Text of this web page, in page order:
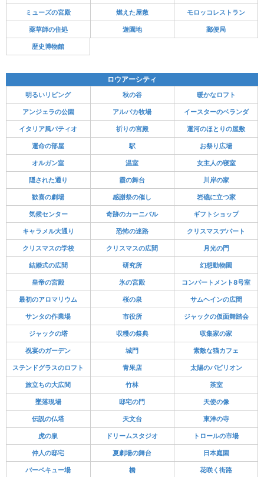
ミューズの宮殿 燃えた屋敷 モロッコレストラン
薬草師の住処 遊園地 郵便局
歴史博物館
ロウアーシティ
明るいリビング 秋の谷 暖かなロフト
アンジェラの公園 アルパカ牧場 イースターのベランダ
イタリア風パティオ 祈りの宮殿 運河のほとりの屋敷
運命の部屋 駅 お祭り広場
オルガン室 温室 女主人の寝室
隠された通り 霞の舞台 川岸の家
歓喜の劇場 感謝祭の催し 岩礁に立つ家
気候センター 奇跡のカーニバル ギフトショップ
キャラメル大通り 恐怖の迷路 クリスマスデパート
クリスマスの学校 クリスマスの広間 月光の門
結婚式の広間 研究所 幻想動物園
皇帝の宮殿 氷の宮殿 コンパートメント8号室
最初のアロマリウム 桜の泉 サムヘインの広間
サンタの作業場 市役所 ジャックの仮面舞踏会
ジャックの塔 収穫の祭典 収集家の家
祝宴のガーデン 城門 素敵な猫カフェ
ステンドグラスのロフト 青果店 太陽のパビリオン
旅立ちの大広間 竹林 茶室
墜落現場 邸宅の門 天使の像
伝説の仏塔 天文台 東洋の寺
虎の泉 ドリームスタジオ トロールの市場
仲人の邸宅 夏劇場の舞台 日本庭園
バーベキュー場 橋 花咲く街路